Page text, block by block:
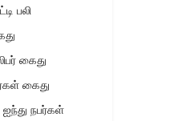
பலி
கைது
கைது
நபர்கள்